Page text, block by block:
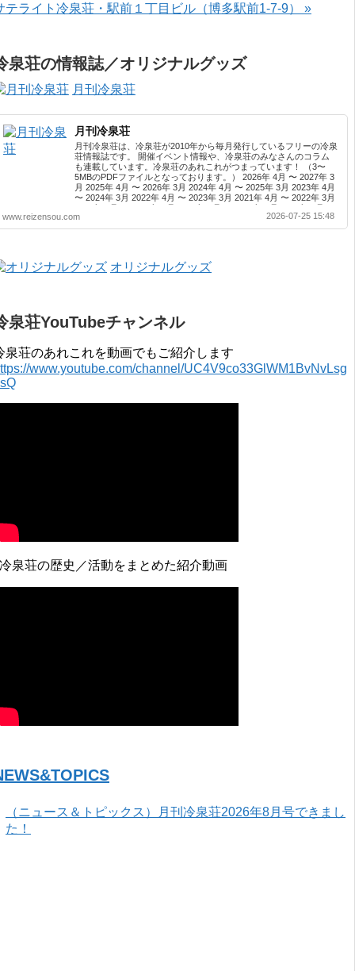
テライト冷泉荘・駅前１丁目ビル（博多駅前1-7-9） »
泉荘の情報誌／オリジナルグッズ
月刊冷泉荘
月刊冷泉荘
月刊冷泉荘は、冷泉荘が2010年から毎月発行しているフリーの冷泉
荘情報誌です。 開催イベント情報や、冷泉荘のみなさんのコラム
も連載しています。冷泉荘のあれこれがつまっています！ （3〜
5MBのPDFファイルとなっております。） 2026年 4月 〜 2027年 3
月 2025年 4月 〜 2026年 3月 2024年 4月 〜 2025年 3月 2023年 4月
〜 2024年 3月 2022年 4月 〜 2023年 3月 2021年 4月 〜 2022年 3月
2020年 4月 〜 2021年 3月 2019年 4月 〜 2020年 3月 2018年 4月 〜
2019年 3月 2017年 4月 〜 2018年 3月 2016年 4月 〜 2017年 3月
2015年 4月 〜 2016年 3月 2014年 4月 〜 2015年 3月 2013...
www.reizensou.com 2026-07-25 15:48
オリジナルグッズ
泉荘YouTubeチャンネル
泉荘のあれこれを動画でもご紹介します
www.youtube.com/channel/UC4V9co33GlWM1BvNvLsg
泉荘の歴史／活動をまとめた紹介動画
（ニュース＆トピックス）月刊冷泉荘2026年8月号できまし
た！